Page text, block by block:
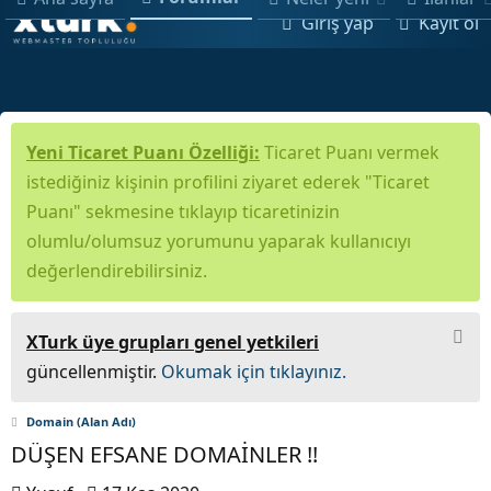
Giriş yap Kayıt ol
Yeni Ticaret Puanı Özelliği: Ticaret Puanı vermek
istediğiniz kişinin profilini ziyaret ederek "Ticaret
Puanı" sekmesine tıklayıp ticaretinizin
olumlu/olumsuz yorumunu yaparak kullanıcıyı
değerlendirebilirsiniz.
XTurk üye grupları genel yetkileri
güncellenmiştir. Okumak için tıklayınız.
Domain (Alan Adı)
DÜŞEN EFSANE DOMAİNLER !!